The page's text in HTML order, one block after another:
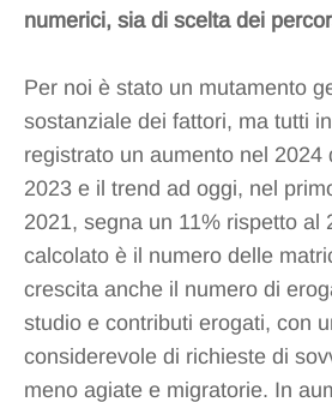
numerici, sia di scelta dei
Per noi è stato un mutamento
sostanziale dei fattori, ma tutti
registrato un aumento nel 2024
2023 e il trend ad oggi, nel
2021, segna un 11% rispetto al
calcolato è il numero delle
crescita anche il numero di
studio e contributi erogati, con
considerevole di richieste di
meno agiate e migratorie. In